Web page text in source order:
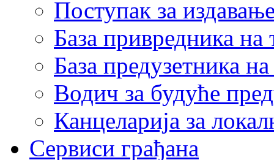
Поступак за
База привредника
База предузетника
Водич за будуће
Канцеларија за
Сервиси грађана